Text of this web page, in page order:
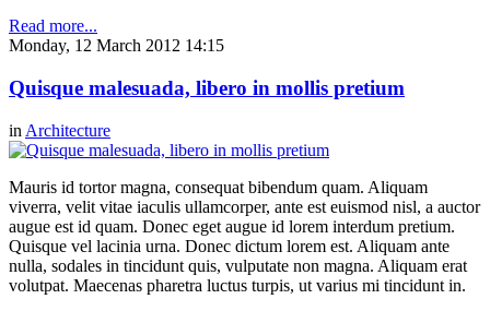
Read more...
Monday, 12 March 2012 14:15
Quisque malesuada, libero in mollis pretium
in Architecture
Mauris id tortor magna, consequat bibendum quam. Aliquam
viverra, velit vitae iaculis ullamcorper, ante est euismod nisl, a auctor
augue est id quam. Donec eget augue id lorem interdum pretium.
Quisque vel lacinia urna. Donec dictum lorem est. Aliquam ante
nulla, sodales in tincidunt quis, vulputate non magna. Aliquam erat
volutpat. Maecenas pharetra luctus turpis, ut varius mi tincidunt in.